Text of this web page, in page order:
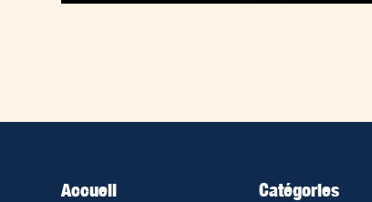
Accueil Catégories